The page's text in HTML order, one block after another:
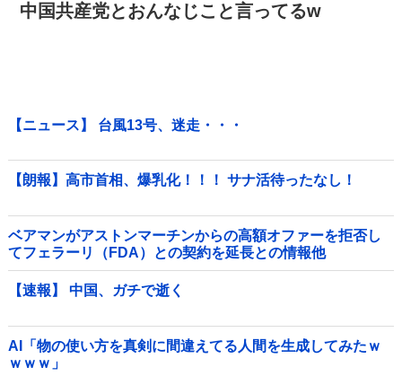
中国共産党とおんなじこと言ってるw
【ニュース】 台風13号、迷走・・・
【朗報】高市首相、爆乳化！！！ サナ活待ったなし！
ベアマンがアストンマーチンからの高額オファーを拒否し
てフェラーリ（FDA）との契約を延長との情報他
【速報】 中国、ガチで逝く
AI「物の使い方を真剣に間違えてる人間を生成してみたｗ
ｗｗｗ」